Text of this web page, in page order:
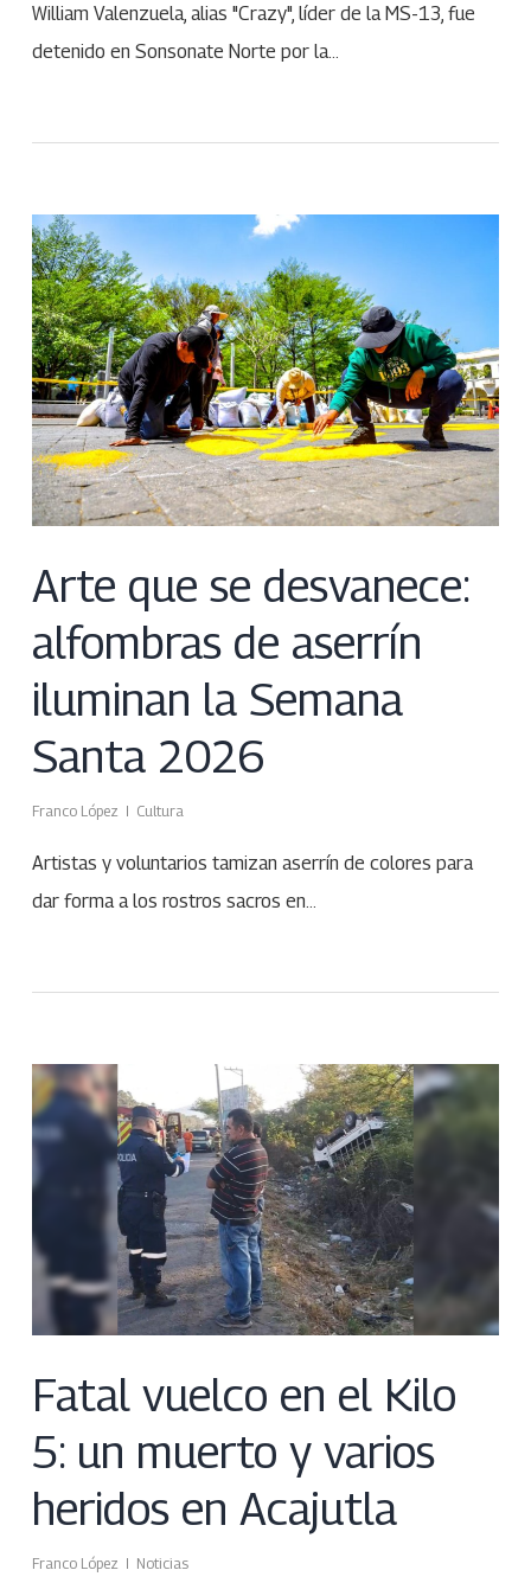
William Valenzuela, alias "Crazy", líder de la MS-13, fue
detenido en Sonsonate Norte por la…
Arte que se desvanece:
alfombras de aserrín
iluminan la Semana
Santa 2026
Franco López Cultura
Artistas y voluntarios tamizan aserrín de colores para
dar forma a los rostros sacros en…
Fatal vuelco en el Kilo
5: un muerto y varios
heridos en Acajutla
Franco López Noticias